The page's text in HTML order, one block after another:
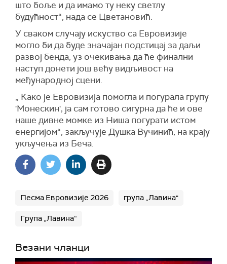
што боље и да имамо ту неку светлу
будућност“, нада се Цветановић.
У сваком случају искуство са Евровизије
могло би да буде значајан подстицај за даљи
развој бенда, уз очекивања да ће финални
наступ донети још већу видљивост на
међународној сцени.
„ Како је Евровизија помогла и погурала групу
'Монескин', ја сам готово сигурна да ће и ове
наше дивне момке из Ниша погурати истом
енергијом“, закључује Душка Вучинић, на крају
укључења из Беча.
Песма Евровизије 2026 група „Лавина"
Група „Лавина“
Везани чланци